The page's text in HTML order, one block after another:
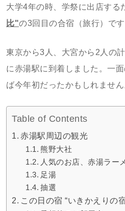
大学4年の時、学祭に出店する
比"の3回目の合宿（旅行）です
東京から3人、大宮から2人の
に赤湯駅に到着しました。一
ば今年初だったかもしれません
Table of Contents
赤湯駅周辺の観光
熊野大社
人気のお店、赤湯ラー
足湯
抽選
この日の宿 “いきかえりの